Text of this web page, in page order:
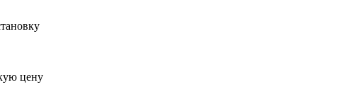
цену